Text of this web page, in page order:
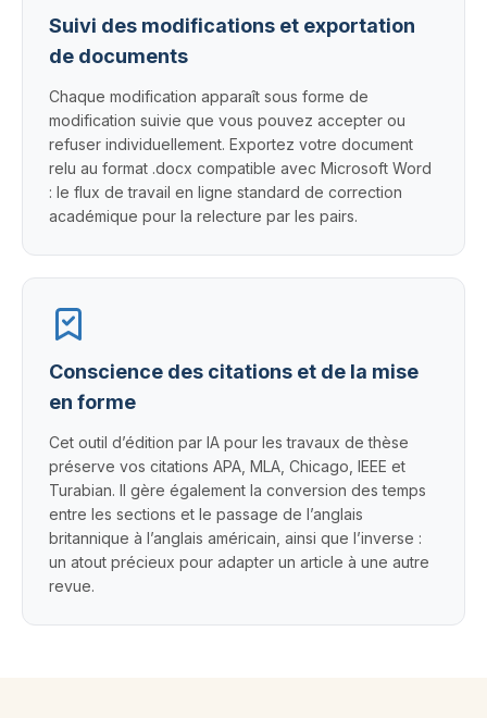
Suivi des modifications et exportation
de documents
Chaque modification apparaît sous forme de
modification suivie que vous pouvez accepter ou
refuser individuellement. Exportez votre document
relu au format .docx compatible avec Microsoft Word
: le flux de travail en ligne standard de correction
académique pour la relecture par les pairs.
Conscience des citations et de la mise
en forme
Cet outil d’édition par IA pour les travaux de thèse
préserve vos citations APA, MLA, Chicago, IEEE et
Turabian. Il gère également la conversion des temps
entre les sections et le passage de l’anglais
britannique à l’anglais américain, ainsi que l’inverse :
un atout précieux pour adapter un article à une autre
revue.